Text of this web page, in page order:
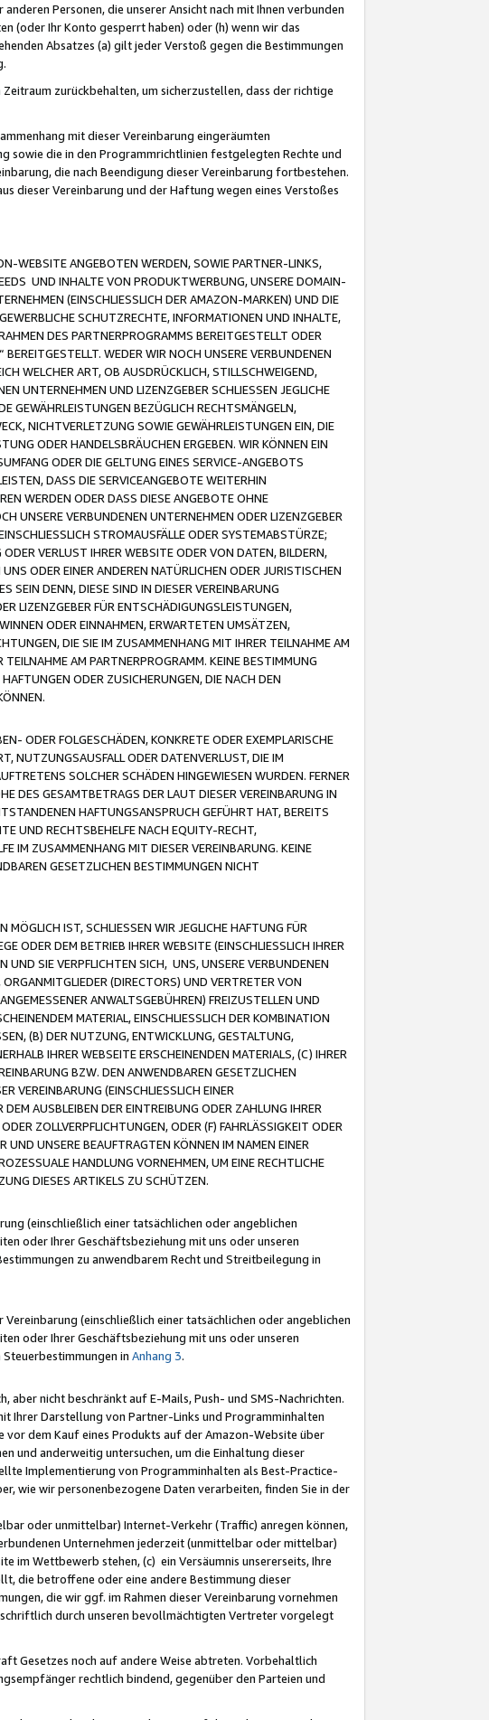
Personen, die unserer Ansicht nach mit Ihnen verbunden
(oder Ihr Konto gesperrt haben) oder (h) wenn wir das
Absatzes (a) gilt jeder Verstoß gegen die Bestimmungen
zurückbehalten, um sicherzustellen, dass der richtige
mit dieser Vereinbarung eingeräumten
sowie die in den Programmrichtlinien festgelegten Rechte und
die nach Beendigung dieser Vereinbarung fortbestehen.
dieser Vereinbarung und der Haftung wegen eines Verstoßes
WEBSITE ANGEBOTEN WERDEN, SOWIE PARTNER-LINKS,
UND INHALTE VON PRODUKTWERBUNG, UNSERE DOMAIN-
(EINSCHLIESSLICH DER AMAZON-MARKEN) UND DIE
SCHUTZRECHTE, INFORMATIONEN UND INHALTE,
DES PARTNERPROGRAMMS BEREITGESTELLT ODER
WEDER WIR NOCH UNSERE VERBUNDENEN
WELCHER ART, OB AUSDRÜCKLICH, STILLSCHWEIGEND,
UNTERNEHMEN UND LIZENZGEBER SCHLIESSEN JEGLICHE
GEWÄHRLEISTUNGEN BEZÜGLICH RECHTSMÄNGELN,
NICHTVERLETZUNG SOWIE GEWÄHRLEISTUNGEN EIN, DIE
ODER HANDELSBRÄUCHEN ERGEBEN. WIR KÖNNEN EIN
ODER DIE GELTUNG EINES SERVICE-ANGEBOTS
DASS DIE SERVICEANGEBOTE WEITERHIN
WERDEN ODER DASS DIESE ANGEBOTE OHNE
UNSERE VERBUNDENEN UNTERNEHMEN ODER LIZENZGEBER
STROMAUSFÄLLE ODER SYSTEMABSTÜRZE;
VERLUST IHRER WEBSITE ODER VON DATEN, BILDERN,
ODER EINER ANDEREN NATÜRLICHEN ODER JURISTISCHEN
SEIN DENN, DIESE SIND IN DIESER VEREINBARUNG
LIZENZGEBER FÜR ENTSCHÄDIGUNGSLEISTUNGEN,
ODER EINNAHMEN, ERWARTETEN UMSÄTZEN,
DIE SIE IM ZUSAMMENHANG MIT IHRER TEILNAHME AM
AM PARTNERPROGRAMM. KEINE BESTIMMUNG
ODER ZUSICHERUNGEN, DIE NACH DEN
ODER FOLGESCHÄDEN, KONKRETE ODER EXEMPLARISCHE
NUTZUNGSAUSFALL ODER DATENVERLUST, DIE IM
SOLCHER SCHÄDEN HINGEWIESEN WURDEN. FERNER
DES GESAMTBETRAGS DER LAUT DIESER VEREINBARUNG IN
HAFTUNGSANSPRUCH GEFÜHRT HAT, BEREITS
UND RECHTSBEHELFE NACH EQUITY-RECHT,
IM ZUSAMMENHANG MIT DIESER VEREINBARUNG. KEINE
GESETZLICHEN BESTIMMUNGEN NICHT
IST, SCHLIESSEN WIR JEGLICHE HAFTUNG FÜR
ODER DEM BETRIEB IHRER WEBSITE (EINSCHLIESSLICH IHRER
UND SIE VERPFLICHTEN SICH, UNS, UNSERE VERBUNDENEN
(DIRECTORS) UND VERTRETER VON
ANWALTSGEBÜHREN) FREIZUSTELLEN UND
MATERIAL, EINSCHLIESSLICH DER KOMBINATION
(B) DER NUTZUNG, ENTWICKLUNG, GESTALTUNG,
IHRER WEBSEITE ERSCHEINENDEN MATERIALS, (C) IHRER
BZW. DEN ANWENDBAREN GESETZLICHEN
VEREINBARUNG (EINSCHLIESSLICH EINER
AUSBLEIBEN DER EINTREIBUNG ODER ZAHLUNG IHRER
ZOLLVERPFLICHTUNGEN, ODER (F) FAHRLÄSSIGKEIT ODER
UND UNSERE BEAUFTRAGTEN KÖNNEN IM NAMEN EINER
HANDLUNG VORNEHMEN, UM EINE RECHTLICHE
DIESES ARTIKELS ZU SCHÜTZEN.
(einschließlich einer tatsächlichen oder angeblichen
oder Ihrer Geschäftsbeziehung mit uns oder unseren
zu anwendbarem Recht und Streitbeilegung in
(einschließlich einer tatsächlichen oder angeblichen
oder Ihrer Geschäftsbeziehung mit uns oder unseren
in Anhang 3.
nicht beschränkt auf E-Mails, Push- und SMS-Nachrichten.
Ihrer Darstellung von Partner-Links und Programminhalten
vor dem Kauf eines Produkts auf der Amazon-Website über
und anderweitig untersuchen, um die Einhaltung dieser
Implementierung von Programminhalten als Best-Practice-
wie wir personenbezogene Daten verarbeiten, finden Sie in der
oder unmittelbar) Internet-Verkehr (Traffic) anregen können,
Unternehmen jederzeit (unmittelbar oder mittelbar)
im Wettbewerb stehen, (c) ein Versäumnis unsererseits, Ihre
die betroffene oder eine andere Bestimmung dieser
die wir ggf. im Rahmen dieser Vereinbarung vornehmen
durch unseren bevollmächtigten Vertreter vorgelegt
Gesetzes noch auf andere Weise abtreten. Vorbehaltlich
rechtlich bindend, gegenüber den Parteien und